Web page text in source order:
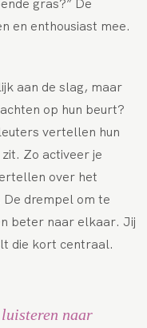
gras?” De
en enthousiast mee.
aan de slag, maar
op hun beurt?
vertellen hun
Zo activeer je
over het
drempel om te
beter naar elkaar. Jij
die kort centraal.
naar